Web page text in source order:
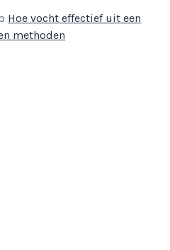
Hoe vocht effectief uit een
methoden